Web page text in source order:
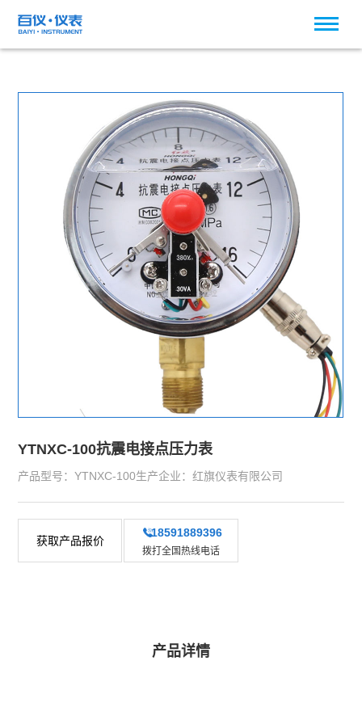
YTNXC-100抗震电接点压力表
产品型号：YTNXC-100生产企业：红旗仪表有限公司
获取产品报价
18591889396
拨打全国热线电话
产品详情